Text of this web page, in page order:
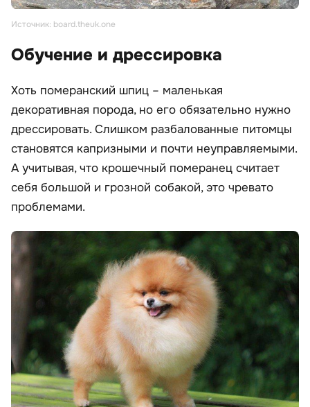
Источник: board.theuk.one
Обучение и дрессировка
Хоть померанский шпиц – маленькая
декоративная порода, но его обязательно нужно
дрессировать. Слишком разбалованные питомцы
становятся капризными и почти неуправляемыми.
А учитывая, что крошечный померанец считает
себя большой и грозной собакой, это чревато
проблемами.